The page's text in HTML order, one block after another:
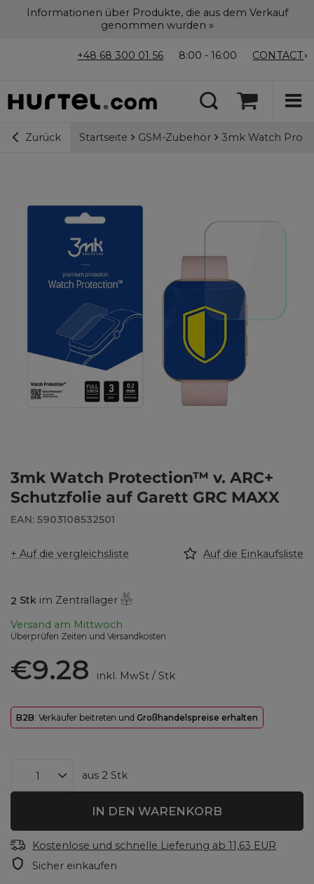
Informationen über Produkte, die aus dem Verkauf
genommen wurden »
+48 68 300 01 56 8:00 - 16:00 CONTACT
Zurück Startseite GSM-Zubehör 3mk Watch
3mk Watch Protection™ v. ARC+
Schutzfolie auf Garett GRC MAXX
EAN: 5903108532501
+ Auf die vergleichsliste Auf die Einkaufsliste
2 Stk im Zentrallager
Versand am Mittwoch
Überprüfen Zeiten und Versandkosten
€9.28 inkl. MwSt/ Stk
B2B: Verkäufer beitreten und Großhandelspreise erhalten
aus 2 Stk
IN DEN WARENKORB
Kostenlose und schnelle Lieferung ab 11,63 EUR
Sicher einkaufen